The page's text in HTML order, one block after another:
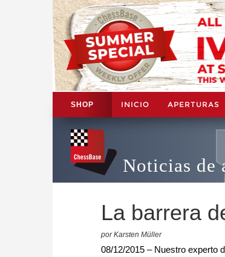
SHOP INICIO APERTURAS
Noticias de
La barrera
por Karsten Müller
08/12/2015 – Nuestro experto